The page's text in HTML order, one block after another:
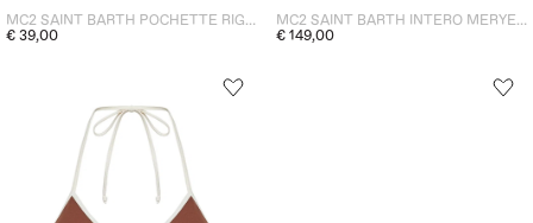
MC2 SAINT BARTH POCHETTE RIGHE UNISEX VERDE
€ 39,00
MC2 SAINT BARTH INTERO MERYEM DONNA MARRONE
€ 149,00